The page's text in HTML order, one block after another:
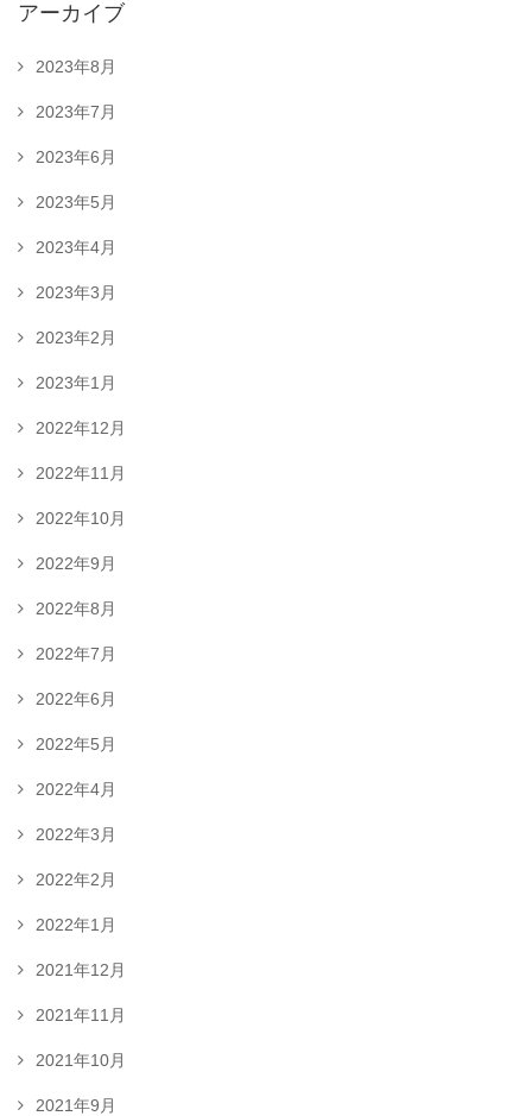
アーカイブ
2023年8月
2023年7月
2023年6月
2023年5月
2023年4月
2023年3月
2023年2月
2023年1月
2022年12月
2022年11月
2022年10月
2022年9月
2022年8月
2022年7月
2022年6月
2022年5月
2022年4月
2022年3月
2022年2月
2022年1月
2021年12月
2021年11月
2021年10月
2021年9月